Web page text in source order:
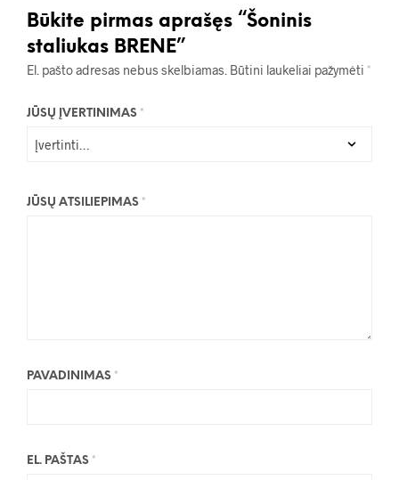
Būkite pirmas aprašęs “Šoninis
staliukas BRENE”
El. pašto adresas nebus skelbiamas. Būtini laukeliai pažymėti *
JŪSŲ ĮVERTINIMAS *
JŪSŲ ATSILIEPIMAS *
PAVADINIMAS *
EL. PAŠTAS *